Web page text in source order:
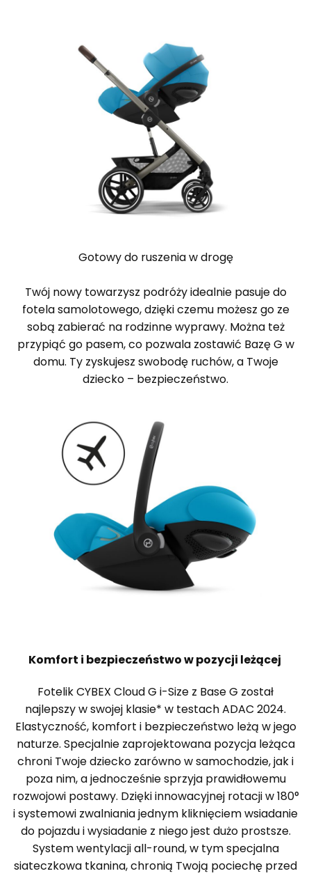
Gotowy do ruszenia w drogę
Twój nowy towarzysz podróży idealnie pasuje do
fotela samolotowego, dzięki czemu możesz go ze
sobą zabierać na rodzinne wyprawy. Można też
przypiąć go pasem, co pozwala zostawić Bazę G w
domu. Ty zyskujesz swobodę ruchów, a Twoje
dziecko – bezpieczeństwo.
Komfort i bezpieczeństwo w pozycji leżącej
Fotelik CYBEX Cloud G i-Size z Base G został
najlepszy w swojej klasie* w testach ADAC 2024.
Elastyczność, komfort i bezpieczeństwo leżą w jego
naturze. Specjalnie zaprojektowana pozycja leżąca
chroni Twoje dziecko zarówno w samochodzie, jak i
poza nim, a jednocześnie sprzyja prawidłowemu
rozwojowi postawy. Dzięki innowacyjnej rotacji w 180°
i systemowi zwalniania jednym kliknięciem wsiadanie
do pojazdu i wysiadanie z niego jest dużo prostsze.
System wentylacji all-round, w tym specjalna
siateczkowa tkanina, chronią Twoją pociechę przed